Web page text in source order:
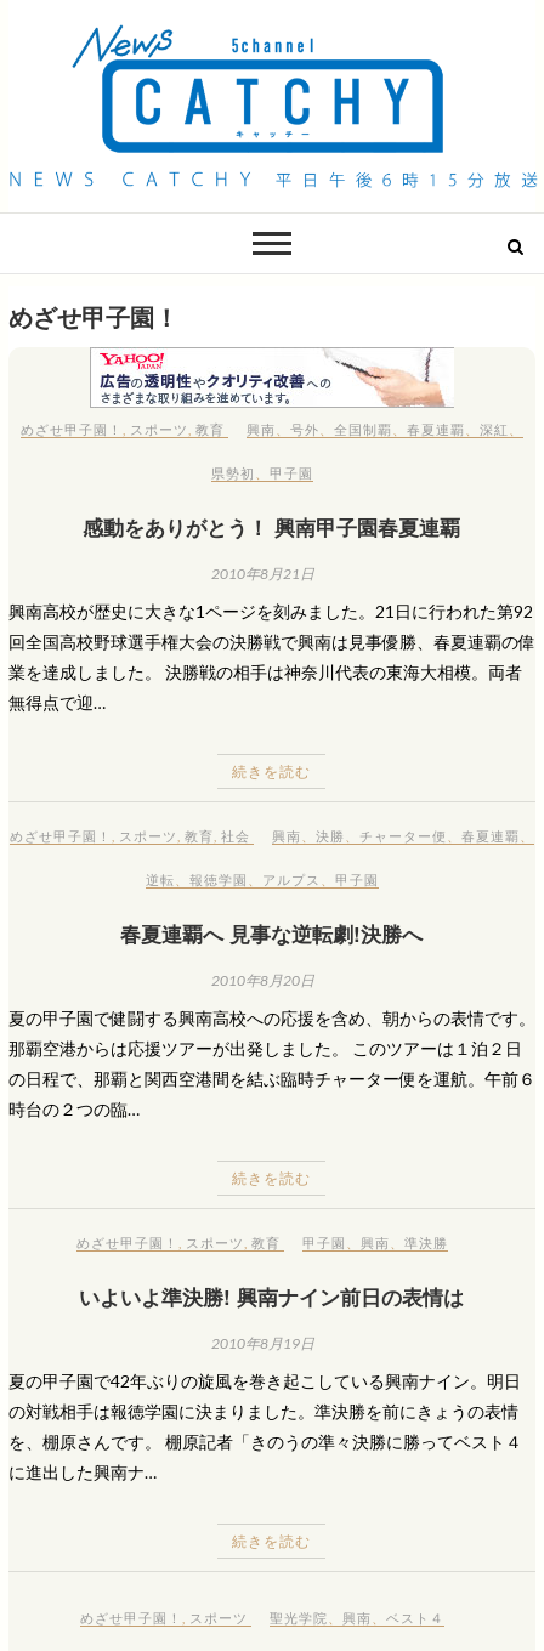
QAB NEWS Headline
めざせ甲子園！
めざせ甲子園！ スポーツ 教育 興南 号外 全国制覇 春夏連覇 深紅
県勢初 、甲子園
感動をありがとう！ 興南甲子園春夏連覇
2010年8月21日
興南高校が歴史に大きな1ページを刻みました。21日に行われた第92
回全国高校野球選手権大会の決勝戦で興南は見事優勝、春夏連覇の偉
業を達成しました。 決勝戦の相手は神奈川代表の東海大相模。両者
無得点で迎…
続きを読む
めざせ甲子園！ スポーツ 教育 社会 興南 決勝 チャーター便 春夏連覇
逆転 、報徳学園 アルプス 、甲子園
春夏連覇へ 見事な逆転劇!決勝へ
2010年8月20日
夏の甲子園で健闘する興南高校への応援を含め、朝からの表情です。
那覇空港からは応援ツアーが出発しました。 このツアーは１泊２日
の日程で、那覇と関西空港間を結ぶ臨時チャーター便を運航。午前６
時台の２つの臨…
続きを読む
めざせ甲子園！ スポーツ ,教育 甲子園 、興南 、準決勝
いよいよ準決勝! 興南ナイン前日の表情は
2010年8月19日
夏の甲子園で42年ぶりの旋風を巻き起こしている興南ナイン。明日
の対戦相手は報徳学園に決まりました。準決勝を前にきょうの表情
を、棚原さんです。 棚原記者「きのうの準々決勝に勝ってベスト４
に進出した興南ナ…
続きを読む
めざせ甲子園！ スポーツ 聖光学院 、興南 、ベスト４